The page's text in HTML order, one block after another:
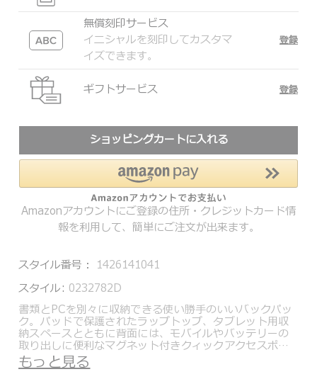
無償刻印サービス
イニシャルを刻印してカスタマ
イズできます。
登録
ギフトサービス 登録
ショッピングカートに入れる
Amazonアカウントにご登録の住所・クレジットカード情
報を利用して、簡単にご注文が出来ます。
スタイル番号： 1426141041
スタイル: 0232782D
書類とPCを別々に収納できる使い勝手のいいバックパッ
ク。パッドで保護されたラップトップ、タブレット用収
納スペースとともに背面には、モバイルやバッテリーの
取り出しに便利なマグネット付きクィックアクセスポケ
ットを搭載。小物を仕分けして収納するにはファスナー
ポケット、カードスロットがおすすめ。ペンループ、キ
もっと見る